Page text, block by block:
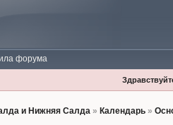
форума
и Нижняя Салда» Календарь»